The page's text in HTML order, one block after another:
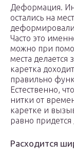
Деформация.
остались на
Часто это
можно при
места делается
каретка
правильно
Естественно,
нитки от
каретке и
равно придется
Расходится